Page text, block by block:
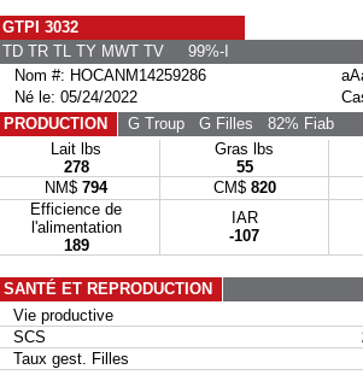
GTPI 3032
TD TR TL TY MWT TV 99%-I
Nom #: HOCANM14259286
Né le: 05/24/2022
PRODUCTION
G Troup G Filles 82% Fiab
Lait lbs
278
Gras lbs
55
NM$ 794 CM$ 820
Efficience de
l'alimentation
189
IAR
-107
SANTÉ ET REPRODUCTION
Vie productive
SCS
Taux gest. Filles